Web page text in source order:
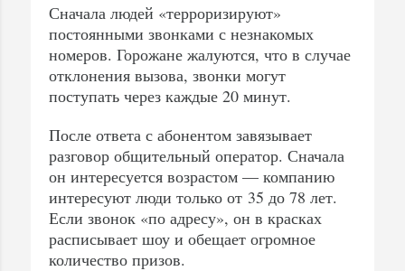
Сначала людей «терроризируют»
постоянными звонками с незнакомых
номеров. Горожане жалуются, что в случае
отклонения вызова, звонки могут
поступать через каждые 20 минут.
После ответа с абонентом завязывает
разговор общительный оператор. Сначала
он интересуется возрастом — компанию
интересуют люди только от 35 до 78 лет.
Если звонок «по адресу», он в красках
расписывает шоу и обещает огромное
количество призов.